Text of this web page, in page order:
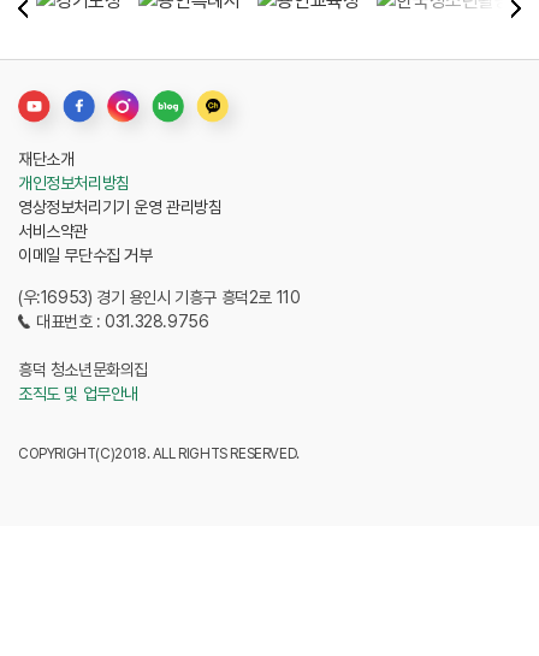
(우:16953) 경기 용인시 기흥구 흥덕2로 110
대표번호 : 031.328.9756
흥덕 청소년문화의집
조직도 및 업무안내
COPYRIGHT(C)2018. ALL RIGHTS RESERVED.
재단소개
개인정보처리방침
영상정보처리기기 운영 관리방침
서비스약관
이메일 무단수집 거부